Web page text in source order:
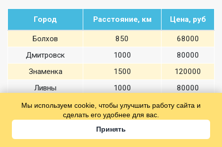
Город Расстояние, км Цена, руб
Болхов 850
68000
Дмитровск
1000
80000
Знаменка
1500
120000
Ливны
1000
80000
Малоархангельск
1000 80000
Смотреть все города
Мы используем cookie, чтобы улучшить работу сайта и
сделать его удобнее для вас.
Принять